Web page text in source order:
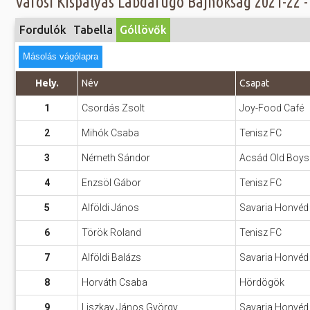
Gyerekeknek
Kiemelt rendezvények
Tanfolyam, képzés
Tábor
Egyházi, vallási
megemlékezések
Megyei kitekintő
most
Fák
Víz
Összes
Egyéb
Fordulók Tabella Góllövők
Másolás vágólapra
Hely. Név Csapat
1 Csordás Zsolt Joy-Food Café
2 Mihók Csaba Tenisz FC
3 Németh Sándor Acsád Old Boys
4 Enzsöl Gábor Tenisz FC
5 Alföldi János Savaria Honvéd
6 Török Roland Tenisz FC
7 Alföldi Balázs Savaria Honvéd
8 Horváth Csaba Hördögök
9 Liszkay János György Savaria Honvéd